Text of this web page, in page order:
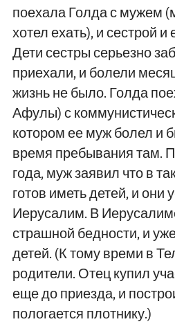
поехала Голда с мужем
хотел ехать), и сестрой
Дети сестры серьезно
приехали, и болели
жизнь не было. Голда
Афулы) с
котором ее муж болел и
время пребывания там.
года, муж заявил что в
готов иметь детей, и они
Иерусалим. В
страшной бедности, и
детей. (К тому времи в
родители. Отец купил
еще до приезда, и
пологается плотнику.)